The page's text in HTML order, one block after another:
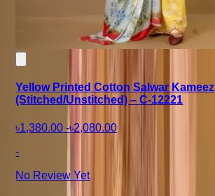
Yellow Printed Cotton Salwar Kameez
(Stitched/Unstitched) – C-12221
৳1,380.00 -৳2,080.00
-
No Review Yet